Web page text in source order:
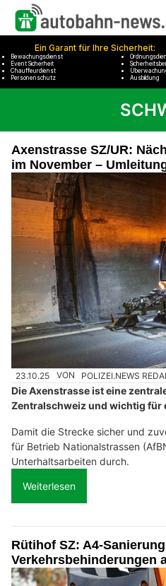
Axenstrasse SZ/UR:
im November –
23.10.25 VON POLIZEI.NEWS
Die Axenstrasse ist eine
Zentralschweiz und wichtig für
Damit die Strecke sicher und
für Betrieb Nationalstrassen
Unterhaltsarbeiten durch.
Weiterlesen
Rütihof SZ: A4-
Verkehrsbehinderungen